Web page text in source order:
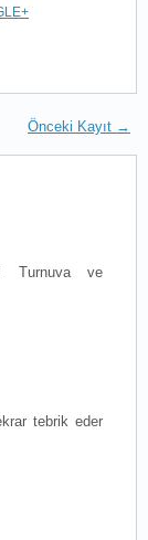
Önceki Kayıt →
Turnuva ve
tebrik eder